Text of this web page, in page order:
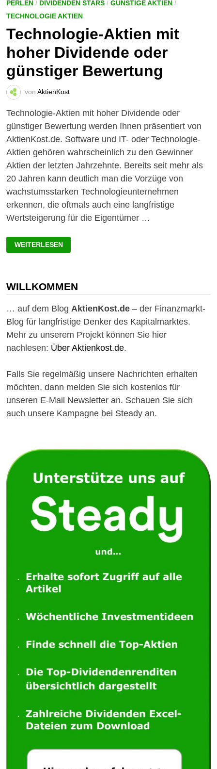
PERLEN/ DIVIDENDEN STARS/ GÜNSTIGE AKTIEN/
TECHNOLOGIE AKTIEN
Technologie-Aktien mit
hoher Dividende oder
günstiger Bewertung
von AktienKost
Technologie-Aktien mit hoher Dividende oder
günstiger Bewertung werden Ihnen präsentiert von
AktienKost.de. Software und IT- oder Technologie-
Aktien gehören wahrscheinlich zu den Gewinner
Aktien der letzten Jahrzehnte. Bereits seit mehr als
20 Jahren kann deutlich man die Vorzüge von
wachstumsstarken Technologieunternehmen
erkennen, die oftmals auch eine langfristige
Wertsteigerung für die Eigentümer …
TECHNOLOGIE-
AKTIEN
MIT
GÜNSTIGER
BEWERTUNG
WEITERLESEN
WILLKOMMEN
… auf dem Blog AktienKost.de– der Finanzmarkt-
Blog für langfristige Denker des Kapitalmarktes.
Mehr zu unserem Projekt können Sie hier
nachlesen: Über Aktienkost.de.
Falls Sie regelmäßig unsere Nachrichten erhalten
möchten, dann melden Sie sich kostenlos für
unseren E-Mail Newsletter an. Schauen Sie sich
auch unsere Kampagne bei Steady an.